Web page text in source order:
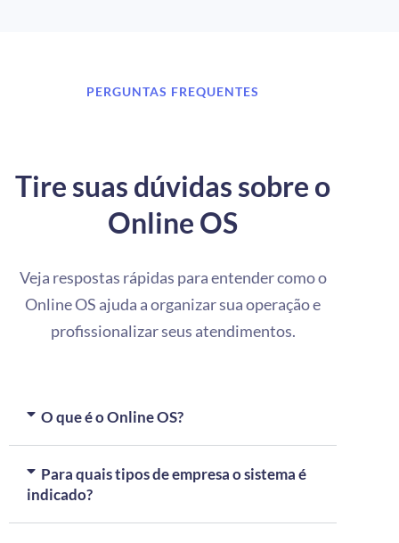
PERGUNTAS FREQUENTES
Tire suas dúvidas sobre o
Online OS
Veja respostas rápidas para entender como o
Online OS ajuda a organizar sua operação e
profissionalizar seus atendimentos.
O que é o Online OS?
Para quais tipos de empresa o sistema é
indicado?